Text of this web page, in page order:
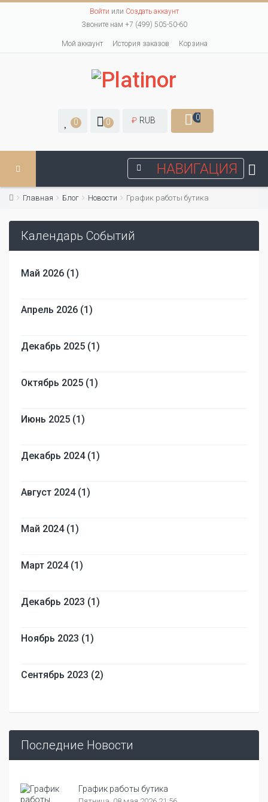
Войти или Создать аккаунт
Звоните нам +7 (499) 505-50-60
Мой аккаунт История заказов Корзина
0 0 ₽ RUB 0
НАВИГАЦИЯ
Главная Блог Новости График работы бутика
Календарь Событий
Май 2026 (1)
Апрель 2026 (1)
Декабрь 2025 (1)
Октябрь 2025 (1)
Июнь 2025 (1)
Декабрь 2024 (1)
Август 2024 (1)
Май 2024 (1)
Март 2024 (1)
Декабрь 2023 (1)
Ноябрь 2023 (1)
Сентябрь 2023 (2)
Последние Новости
График работы бутика